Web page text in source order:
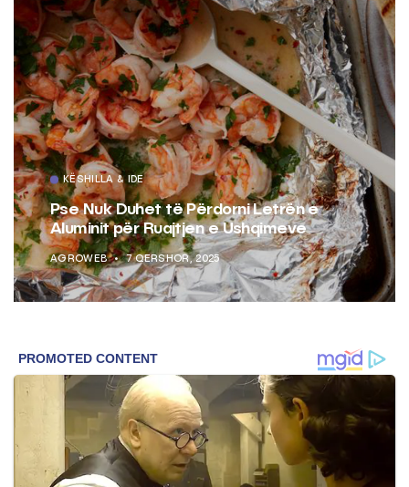
KËSHILLA & IDE
Pse Nuk Duhet të Përdorni Letrën e
Aluminit për Ruajtjen e Ushqimeve
AGROWEB 7 QERSHOR, 2025